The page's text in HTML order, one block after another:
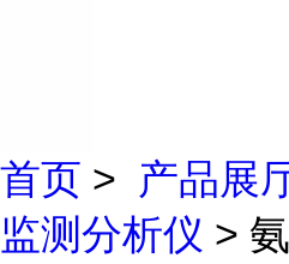
首页 > 产品展
监测分析仪 >